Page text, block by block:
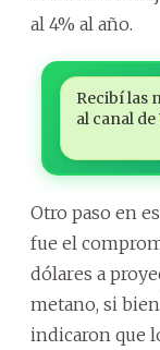
al 4% al año.
Recibí las
al canal de
Otro paso en
fue el
dólares a
metano, si
indicaron que